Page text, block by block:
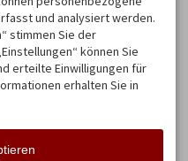
und die neuesten
und
erhalten!
Sie den
und analysiert werden.
stimmen Sie der
können Sie
erteilte Einwilligungen für
erhalten Sie in